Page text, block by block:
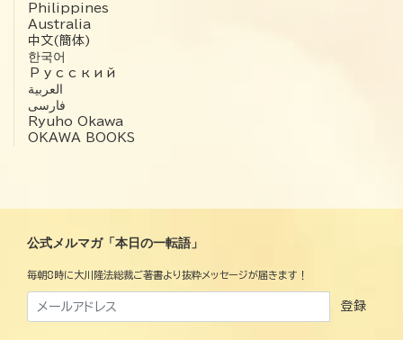
Philippines
Australia
中文(簡体)
한국어
Русский
العربية‏
فارسی
Ryuho Okawa
OKAWA BOOKS
公式メルマガ「本日の一転語」
毎朝8時に大川隆法総裁ご著書より抜粋メッセージが届きます！
登録